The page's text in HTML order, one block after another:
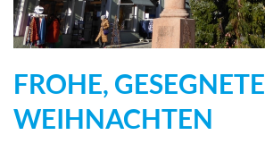
FROHE, GESEGNETE
WEIHNACHTEN